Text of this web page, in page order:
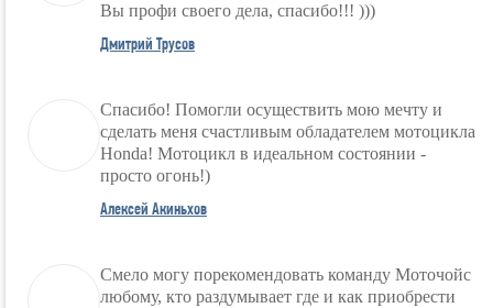
Вы профи своего дела, спасибо!!! )))
Дмитрий Трусов
Спасибо! Помогли осуществить мою мечту и
сделать меня счастливым обладателем мотоцикла
Honda! Мотоцикл в идеальном состоянии -
просто огонь!)
Алексей Акиньхов
Смело могу порекомендовать команду Моточойс
любому, кто раздумывает где и как приобрести